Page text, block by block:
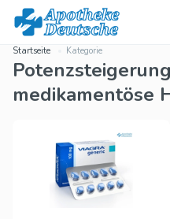
Startseite Kategorie
medikamentöse